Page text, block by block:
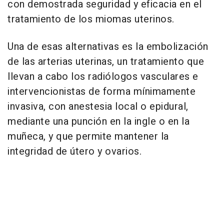
con demostrada seguridad y eficacia en el
tratamiento de los miomas uterinos.
Una de esas alternativas es la embolización
de las arterias uterinas, un tratamiento que
llevan a cabo los radiólogos vasculares e
intervencionistas de forma mínimamente
invasiva, con anestesia local o epidural,
mediante una punción en la ingle o en la
muñeca, y que permite mantener la
integridad de útero y ovarios.